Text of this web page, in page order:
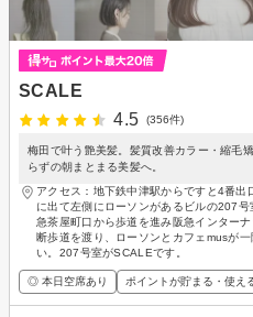
SCALE
4.5
(356件)
梅田で叶う艶美髪。髪質改善カラー・縮毛
らずの朝まとまる美髪へ。
アクセス：地下鉄中津駅からですと4番出
に出て左側にローソンがあるビルの207
急茶屋町口から歩道を進み阪急インター
断歩道を渡り、ローソンとカフェmusが
い。207号室がSCALEです。
◎ 本日空席あり ポイントが貯まる・使え